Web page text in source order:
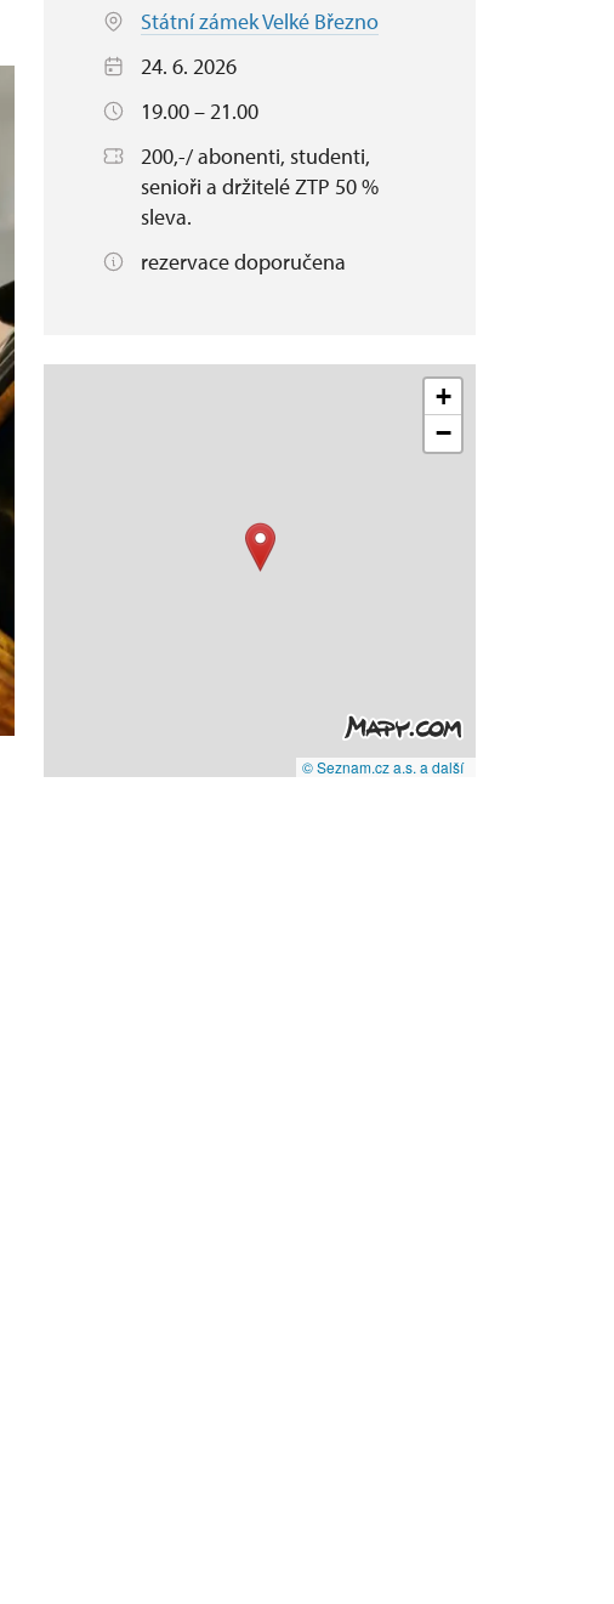
Státní zámek Velké Březno
24. 6. 2026
19.00 – 21.00
200,-/ abonenti, studenti,
senioři a držitelé ZTP 50 %
sleva.
rezervace doporučena
+
−
© Seznam.cz a.s. a další